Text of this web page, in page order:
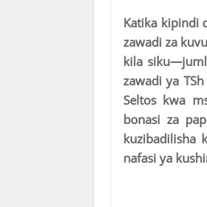
Katika kipindi
zawadi za
kila
zawadi ya
Seltos kwa
bonasi za
kuzibadilisha
nafasi ya